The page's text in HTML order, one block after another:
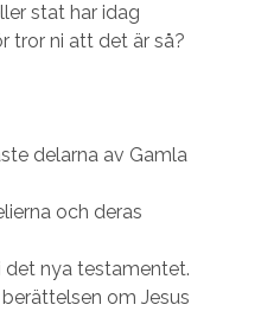
stat har idag
tror ni att det är så?
delarna av Gamla
och deras
det nya testamentet.
om Jesus